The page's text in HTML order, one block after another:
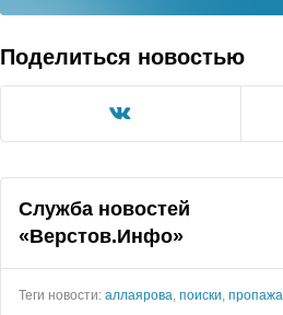
Поделиться новостью
Служба новостей
«Верстов.Инфо»
Теги новости: аллаярова поиски пропажа